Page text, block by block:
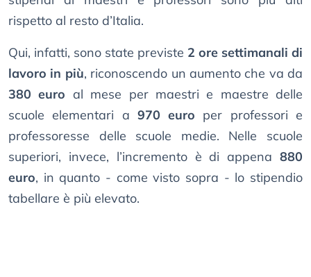
rispetto al resto d’Italia.
Qui, infatti, sono state previste 2 ore settimanali di
lavoro in più, riconoscendo un aumento che va da
380 euro al mese per maestri e maestre delle
scuole elementari a 970 euro per professori e
professoresse delle scuole medie. Nelle scuole
superiori, invece, l’incremento è di appena 880
euro, in quanto - come visto sopra - lo stipendio
tabellare è più elevato.